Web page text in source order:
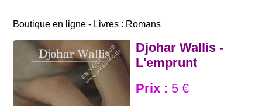
Boutique en ligne - Livres : Romans
Djohar Wallis -
L'emprunt
Prix : 5 €